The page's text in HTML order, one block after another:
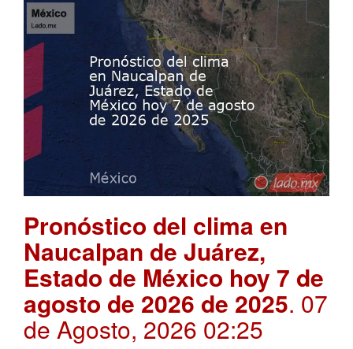
Pronóstico del clima en
Naucalpan de Juárez,
Estado de México hoy 7 de
agosto de 2026 de 2025. 07
de Agosto, 2026 02:25